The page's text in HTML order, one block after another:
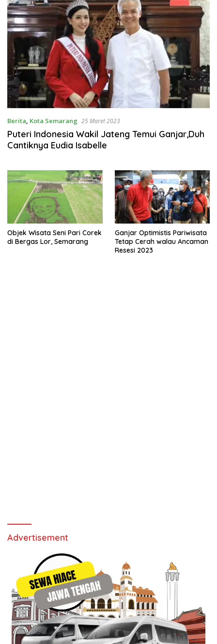
Berita, Kota Semarang 25 Maret 2023
Puteri Indonesia Wakil Jateng Temui Ganjar,Duh
Cantiknya Eudia Isabelle
Objek Wisata Seni Pari Corek
di Bergas Lor, Semarang
Ganjar Optimistis Pariwisata
Tetap Cerah walau Ancaman
Resesi 2023
Advertisement